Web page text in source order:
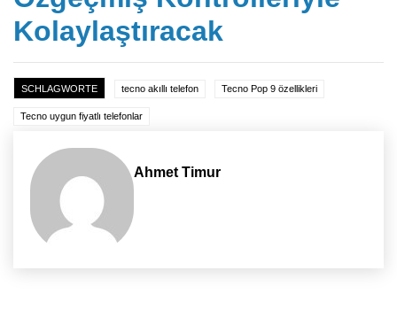
Kolaylaştıracak
SCHLAGWORTE tecno akıllı telefon Tecno Pop 9 özellikleri
Tecno uygun fiyatlı telefonlar
Ahmet Timur